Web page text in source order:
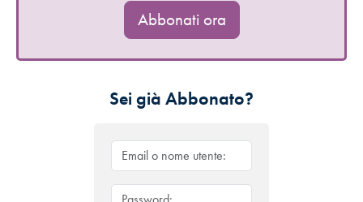
Abbonati ora
Sei già Abbonato?